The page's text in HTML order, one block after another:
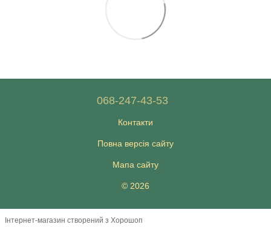
068-247-43-53
Контакти
Повна версія сайту
Мапа сайту
© 2026
Інтернет-магазин створений з Хорошоп